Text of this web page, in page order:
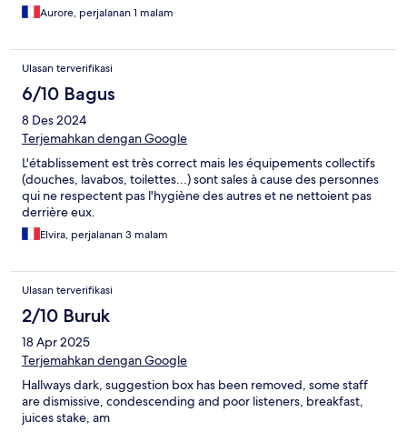
Aurore, perjalanan 1 malam
Ulasan terverifikasi
6/10 Bagus
8 Des 2024
Terjemahkan dengan Google
L'établissement est très correct mais les équipements collectifs
(douches, lavabos, toilettes...) sont sales à cause des personnes
qui ne respectent pas l'hygiène des autres et ne nettoient pas
derrière eux.
Elvira, perjalanan 3 malam
Ulasan terverifikasi
2/10 Buruk
18 Apr 2025
Terjemahkan dengan Google
Hallways dark, suggestion box has been removed, some staff
are dismissive, condescending and poor listeners, breakfast,
juices stake, am